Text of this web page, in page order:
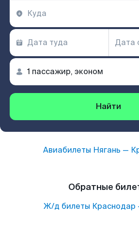
Найти
Авиабилеты Нягань —
Обратные
Ж/д билеты Краснодар